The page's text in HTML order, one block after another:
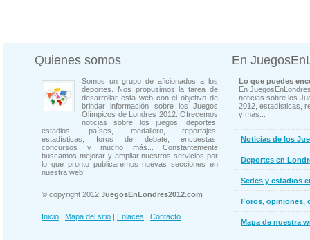
Quienes somos
Somos un grupo de aficionados a los
deportes. Nos propusimos la tarea de
desarrollar esta web con el objetivo de
brindar información sobre los Juegos
Olímpicos de Londres 2012. Ofrecemos
noticias sobre los juegos, deportes,
estadios, países, medallero, reportajes,
estadísticas, foros de debate, encuestas,
concursos y mucho más... Constantemente
buscamos mejorar y ampliar nuestros servicios por
lo que pronto publicaremos nuevas secciones en
nuestra web.
© copyright 2012 JuegosEnLondres2012.com
Inicio | Mapa del sitio | Enlaces | Contacto
En
Lo que puedes
En
noticias sobre los
2012, estadísticas,
y más...
Noticias de los
Deportes en
Sedes y estadios
Foros, opiniones,
Mapa de nuestra